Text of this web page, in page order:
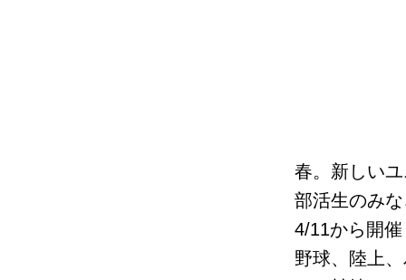
春。新しい
部活生のみ
4/11から開
野球、陸上